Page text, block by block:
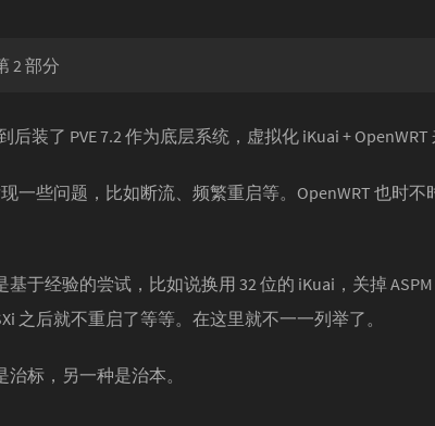
2 部分
后装了 PVE 7.2 作为底层系统，虚拟化 iKuai + OpenWRT
一些问题，比如断流、频繁重启等。OpenWRT 也时
于经验的尝试，比如说换用 32 位的 iKuai，关掉 ASPM
之后就不重启了等等。在这里就不一一列举了。
标，另一种是治本。